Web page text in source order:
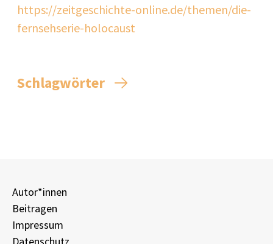
https://zeitgeschichte-online.de/themen/die-
fernsehserie-holocaust
Schlagwörter
Autor*innen
Beitragen
Impressum